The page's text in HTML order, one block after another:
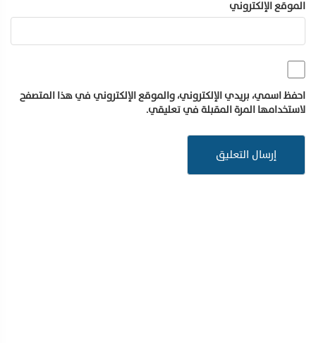
الموقع الإلكتروني
احفظ اسمي، بريدي الإلكتروني، والموقع الإلكتروني في هذا المتصفح
لاستخدامها المرة المقبلة في تعليقي.